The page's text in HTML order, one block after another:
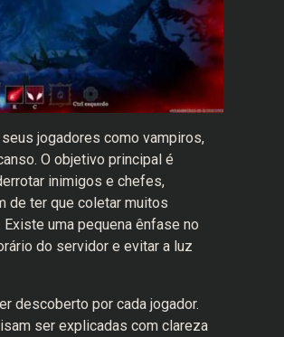
jogadores como vampiros,
O objetivo principal é
inimigos e chefes,
de ter que coletar muitos
uma pequena ênfase no
do servidor e evitar a luz
descoberto por cada jogador.
ser explicadas com clareza